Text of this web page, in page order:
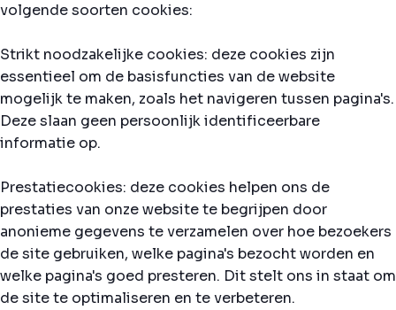
volgende soorten cookies:
Strikt noodzakelijke cookies: deze cookies zijn
essentieel om de basisfuncties van de website
mogelijk te maken, zoals het navigeren tussen pagina's.
Deze slaan geen persoonlijk identificeerbare
informatie op.
Prestatiecookies: deze cookies helpen ons de
prestaties van onze website te begrijpen door
anonieme gegevens te verzamelen over hoe bezoekers
de site gebruiken, welke pagina's bezocht worden en
welke pagina's goed presteren. Dit stelt ons in staat om
de site te optimaliseren en te verbeteren.